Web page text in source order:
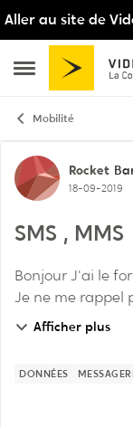
Aller au site de
Ouvrir Menu
Passer au
Mobilité
Rocket
18-09-2019
SMS , MMS
Bonjour J'ai le forfait voix et messages illimité Canada
Je ne me rappel
bloqués qui
Afficher plus
DONNÉES